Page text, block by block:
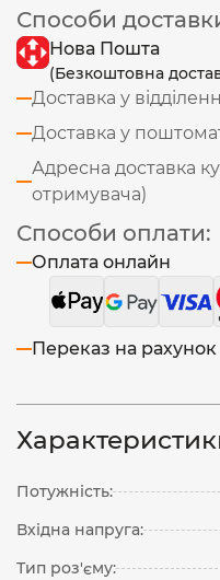
Способи
Нова Пошта
(Безкоштовна
Доставка у
Доставка у
Адресна доставка
отримувача)
Способи оплати:
Оплата онлайн
Переказ на рахунок
Потужність:
Вхідна напруга:
Тип роз'єму: